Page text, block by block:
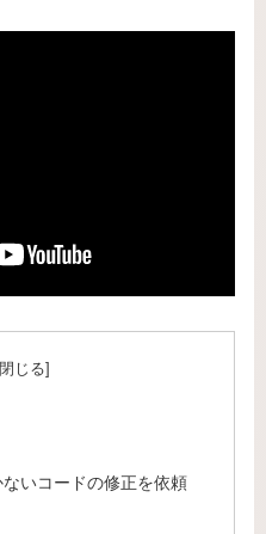
いコードの修正を依頼